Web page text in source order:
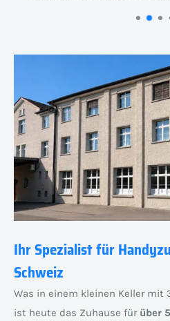
Ihr Spezialist für
Schweiz
Was in einem kleinen Keller mit
ist heute das Zuhause für über